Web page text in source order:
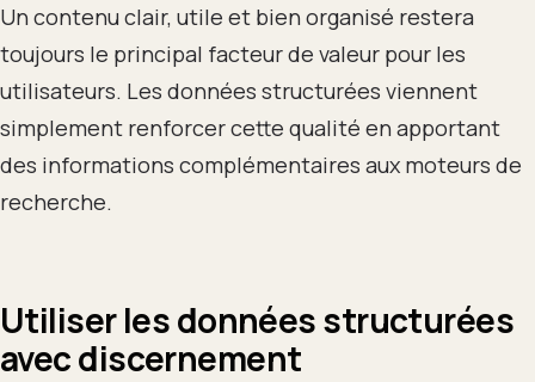
Un contenu clair, utile et bien organisé restera
toujours le principal facteur de valeur pour les
utilisateurs. Les données structurées viennent
simplement renforcer cette qualité en apportant
des informations complémentaires aux moteurs de
recherche.
Utiliser les données structurées
avec discernement